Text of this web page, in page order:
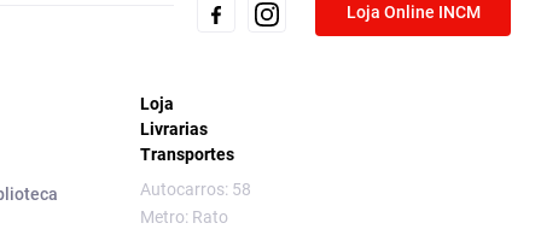
Loja Online INCM
Loja
Livrarias
Transportes
Autocarros: 58
Metro: Rato